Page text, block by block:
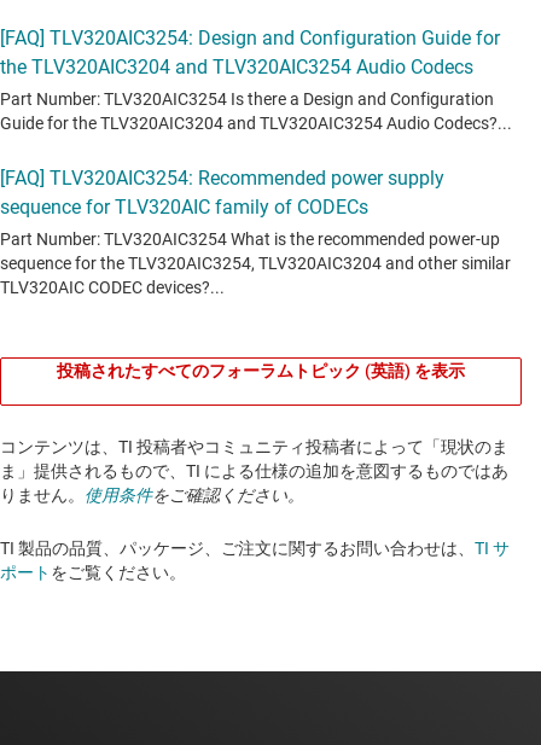
投稿されたすべてのフォーラムトピック (英語) を表示
コンテンツは、TI 投稿者やコミュニティ投稿者によって「現状のま
ま」提供されるもので、TI による仕様の追加を意図するものではあ
りません。 使用条件をご確認ください。
TI 製品の品質、パッケージ、ご注文に関するお問い合わせは、 TI サ
ポート をご覧ください。​​​​​​​​​​​​​​